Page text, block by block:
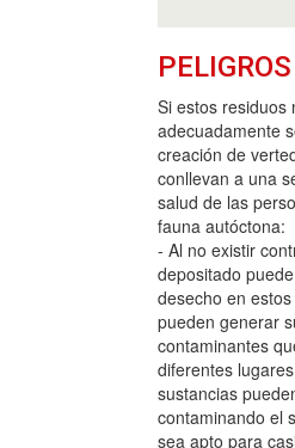
Si estos residuos
adecuadamente
creación de
conllevan a una
salud de las
fauna autóctona:
- Al no existir
depositado
desecho en
pueden generar
contaminantes
diferentes
sustancias
contaminando el
sea apto para